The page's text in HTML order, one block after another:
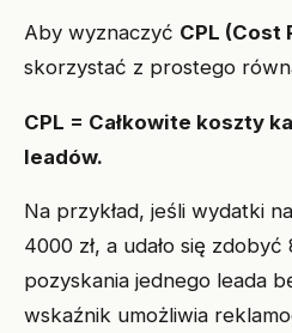
Aby wyznaczyć CPL (Cost
skorzystać z prostego
CPL = Całkowite koszty
leadów.
Na przykład, jeśli wydatki
4000 zł, a udało się
pozyskania jednego leada
wskaźnik umożliwia